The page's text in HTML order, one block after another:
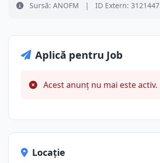
Sursă: ANOFM | ID Extern: 3121447
Aplică pentru Job
Acest anunț nu mai este activ.
Locație